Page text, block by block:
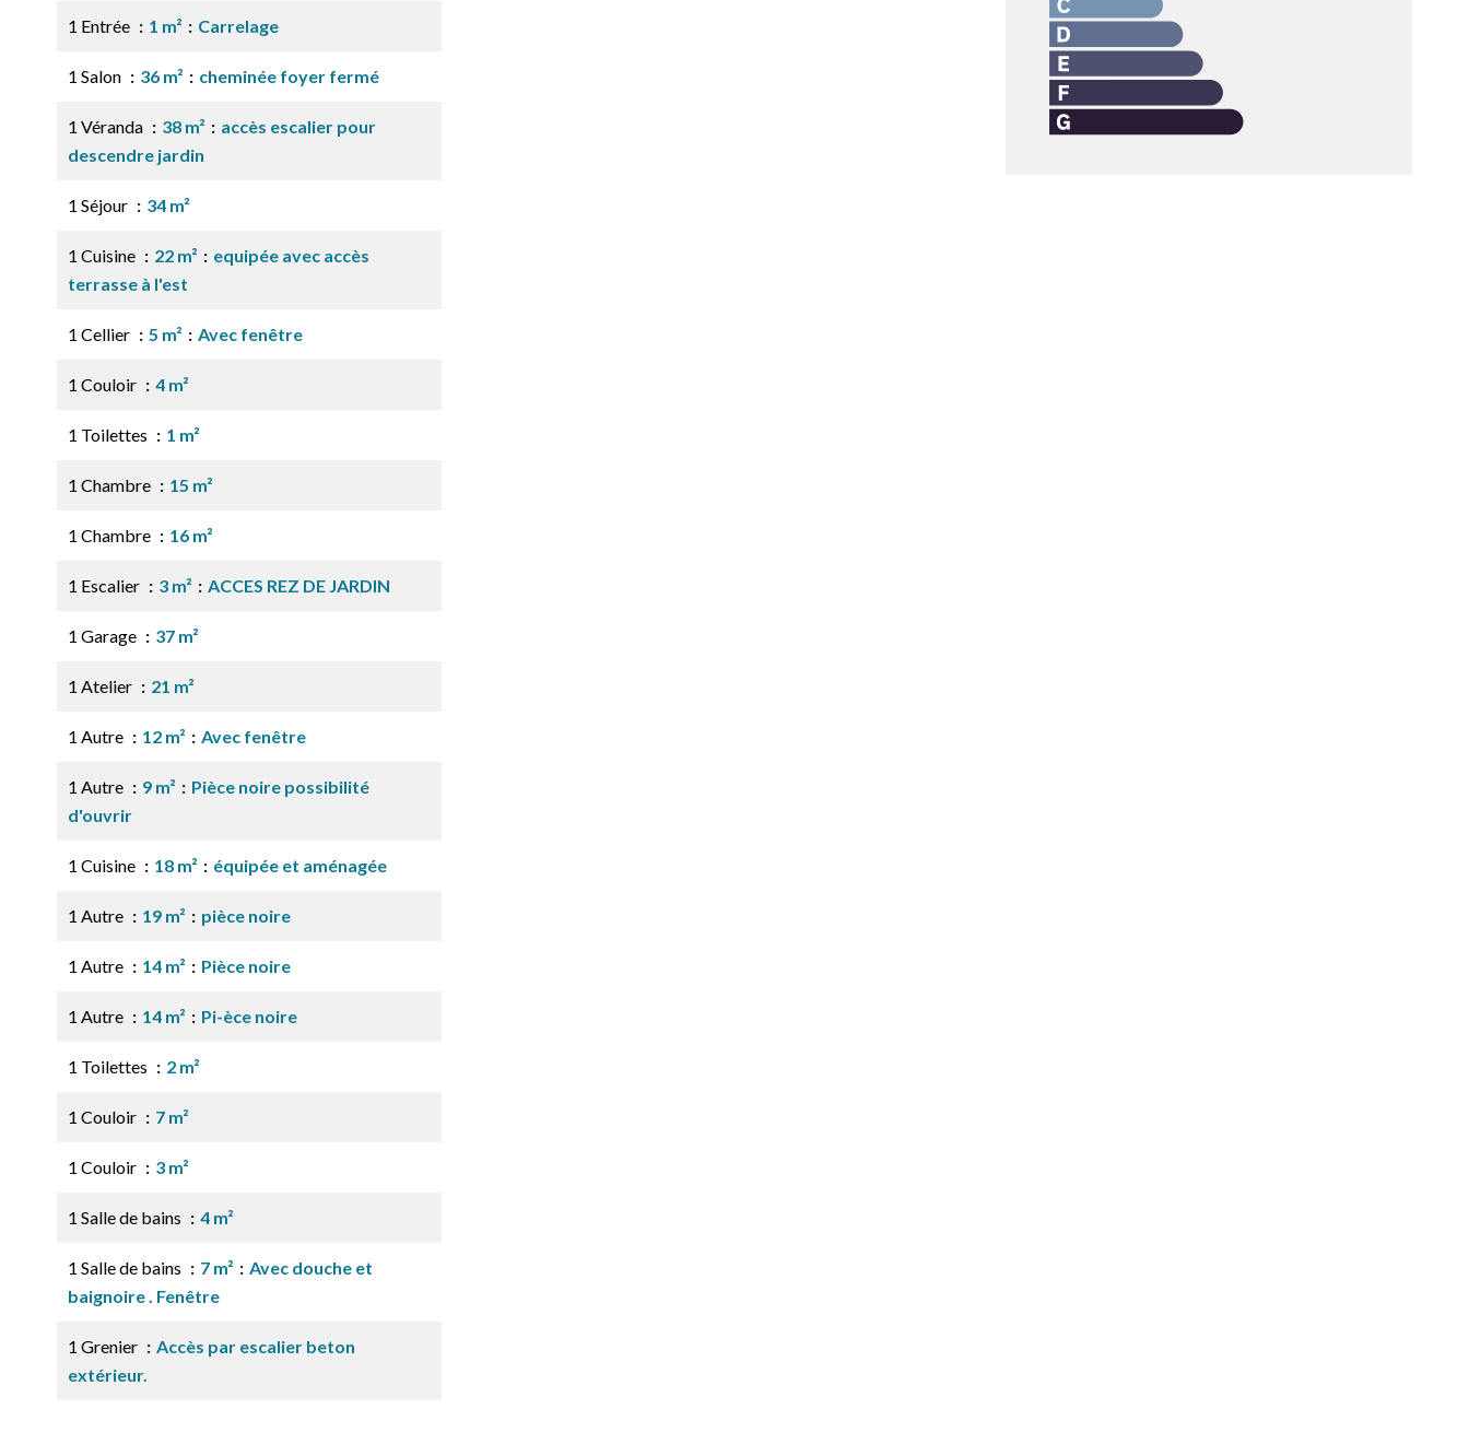
1 Entrée 1 m² Carrelage
1 Salon 36 m² cheminée foyer fermé
1 Véranda 38 m²
accès escalier pour
descendre jardin
1 Séjour 34 m²
1 Cuisine 22 m²
equipée avec accès
terrasse à l'est
1 Cellier 5 m² Avec fenêtre
1 Couloir 4 m²
1 Toilettes 1 m²
1 Chambre 15 m²
1 Chambre 16 m²
1 Escalier 3 m² ACCES REZ DE JARDIN
1 Garage 37 m²
1 Atelier 21 m²
1 Autre 12 m² Avec fenêtre
1 Autre 9 m²
Pièce noire possibilité
d'ouvrir
1 Cuisine 18 m² équipée et aménagée
1 Autre 19 m² pièce noire
1 Autre 14 m² Pièce noire
1 Autre 14 m² Pi-èce noire
1 Toilettes 2 m²
1 Couloir 7 m²
1 Couloir 3 m²
1 Salle de bains 4 m²
1 Salle de bains 7 m²
Avec douche et
baignoire . Fenêtre
1 Grenier
Accès par escalier beton
extérieur.